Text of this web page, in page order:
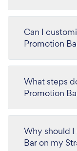
Can I
Promotion
What steps
Promotion
Why should I
Bar on my